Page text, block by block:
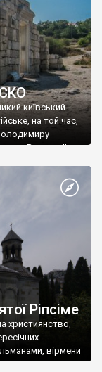
київський
на той час,
Василю ІІ, та
християнином.
Таврійського
Ріпсіме
християнство,
вірмени